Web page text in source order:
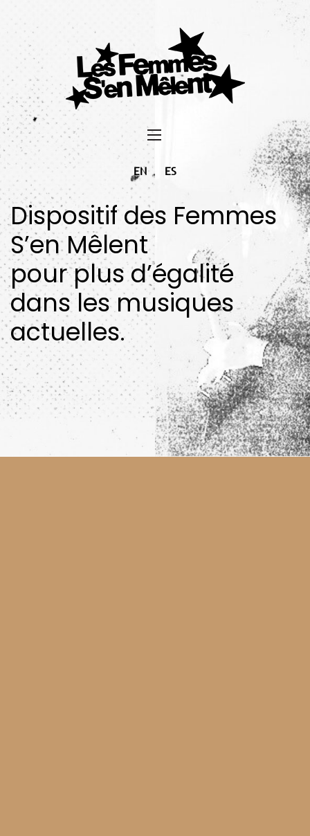
EN ES
Dispositif des Femmes
S’en Mêlent
pour plus d’égalité
dans les musiques
actuelles.